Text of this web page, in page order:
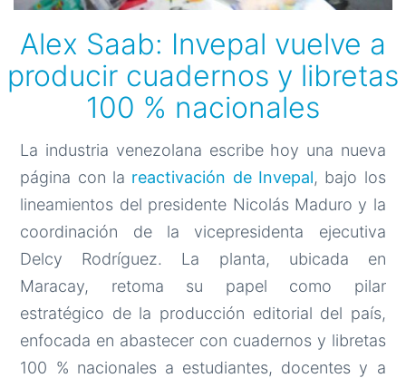
Alex Saab: Invepal vuelve a
producir cuadernos y libretas
100 % nacionales
La industria venezolana escribe hoy una nueva
página con la reactivación de Invepal, bajo los
lineamientos del presidente Nicolás Maduro y la
coordinación de la vicepresidenta ejecutiva
Delcy Rodríguez. La planta, ubicada en
Maracay, retoma su papel como pilar
estratégico de la producción editorial del país,
enfocada en abastecer con cuadernos y libretas
100 % nacionales a estudiantes, docentes y a